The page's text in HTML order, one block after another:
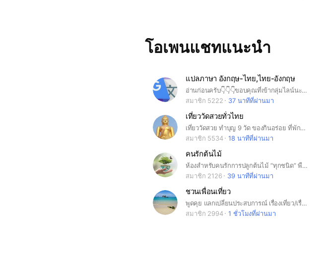
โอเพนแชทแนะนำ
แปลภาษา อังกฤษ-ไทย,ไทย-อังกฤษ
อ่านก่อนครับ👇👇👇ขอบคุณที่เข้ากลุ่มไลน์นะครับสำหรับคนที่เข้ามาใหม่รบกวนเข้าไปอ่านกฏที่โน้ตของกลุ่มด้วยนะครับ แล้วก็เรายังมีกลุ่มแปลภาษากลุ่มย่อยอีกนะครับทุกคนสามารถกดเข้าร่วมได้เลยครับ ขอบพระคุณมากครับ 🙏🙏🙏
สมาชิก 5222
37 นาทีที่ผ่านมา
เที่ยววัดสวยทั่วไทย
เที่ยววัดสวย ทำบุญ 9 วัด ของกินอร่อย ที่พักสุดสวย แนะนำบอกต่อ
สมาชิก 5534
18 นาทีที่ผ่านมา
คนรักต้นไม้
ห้องสำหรับคนรักการปลูกต้นไม้ “ทุกชนิด” พืชผักสวนครัว ผลไม้ ไม้ดอกไม้ประดับ แคคตัส ฯลฯ 🙋🏻‍♀️ มาอวดต้นไม้และผลผลิตของคุณที่นี่ ! 😃 มาแลกเปลี่ยนความรู้เรื่องต้นไม้ วิธีการปลูก ปัญหาที่พบ และความสุขจากการปลูกต้นไม้กันเถอะ คุยกันทั้งวัน..ฉันท์พี่น้อง 🥰
สมาชิก 2126
39 นาทีที่ผ่านมา
ชวนเพื่อนเที่ยว
พูดคุย แลกเปลี่ยนประสบการณ์ เรื่องเที่ยว/เรื่องทั่วไป ต้องการหาเพื่อนร่วมเดินทาง หาคนหาร หรือไม่อยากไปเที่ยวคนเดียว เชิญทางนี้
สมาชิก 2994
1 ชั่วโมงที่ผ่านมา